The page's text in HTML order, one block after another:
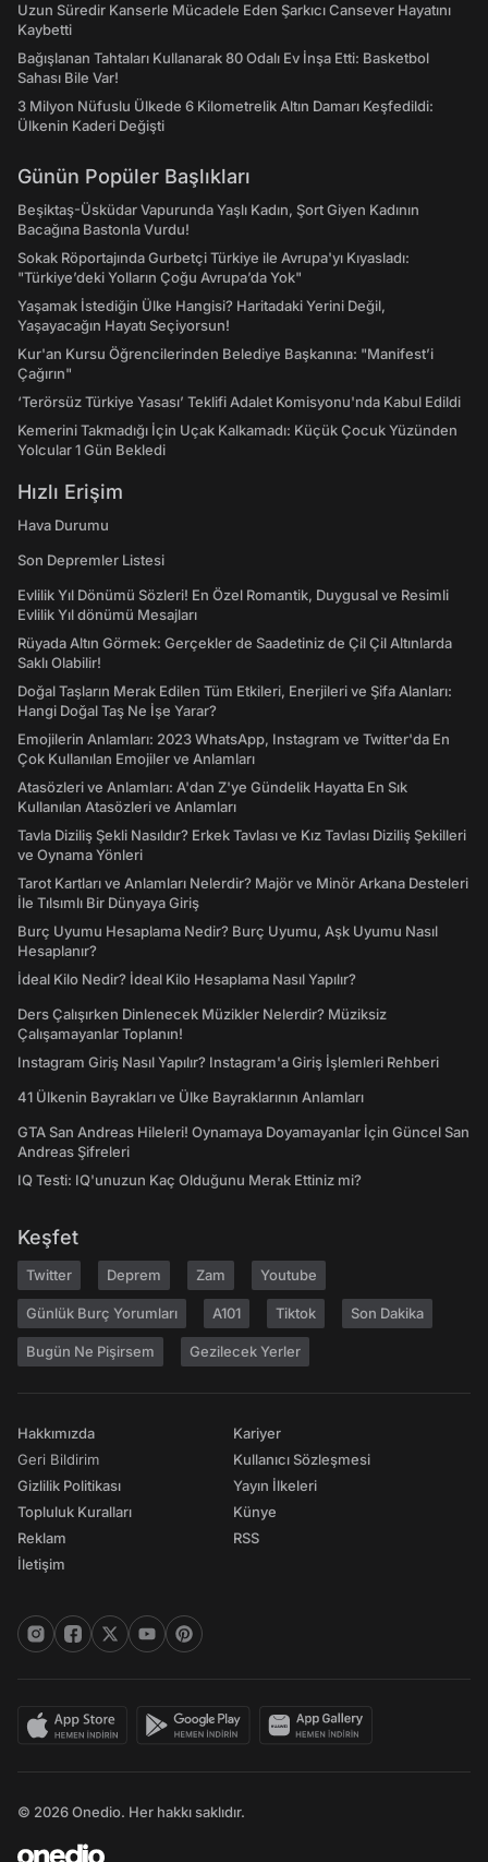
Uzun Süredir Kanserle Mücadele Eden Şarkıcı Cansever Hayatını
Kaybetti
Bağışlanan Tahtaları Kullanarak 80 Odalı Ev İnşa Etti: Basketbol
Sahası Bile Var!
3 Milyon Nüfuslu Ülkede 6 Kilometrelik Altın Damarı Keşfedildi:
Ülkenin Kaderi Değişti
Günün Popüler Başlıkları
Beşiktaş-Üsküdar Vapurunda Yaşlı Kadın, Şort Giyen Kadının
Bacağına Bastonla Vurdu!
Sokak Röportajında Gurbetçi Türkiye ile Avrupa'yı Kıyasladı:
"Türkiye’deki Yolların Çoğu Avrupa’da Yok"
Yaşamak İstediğin Ülke Hangisi? Haritadaki Yerini Değil,
Yaşayacağın Hayatı Seçiyorsun!
Kur'an Kursu Öğrencilerinden Belediye Başkanına: "Manifest’i
Çağırın"
‘Terörsüz Türkiye Yasası’ Teklifi Adalet Komisyonu'nda Kabul Edildi
Kemerini Takmadığı İçin Uçak Kalkamadı: Küçük Çocuk Yüzünden
Yolcular 1 Gün Bekledi
Hızlı Erişim
Hava Durumu
Son Depremler Listesi
Evlilik Yıl Dönümü Sözleri! En Özel Romantik, Duygusal ve Resimli
Evlilik Yıl dönümü Mesajları
Rüyada Altın Görmek: Gerçekler de Saadetiniz de Çil Çil Altınlarda
Saklı Olabilir!
Doğal Taşların Merak Edilen Tüm Etkileri, Enerjileri ve Şifa Alanları:
Hangi Doğal Taş Ne İşe Yarar?
Emojilerin Anlamları: 2023 WhatsApp, Instagram ve Twitter'da En
Çok Kullanılan Emojiler ve Anlamları
Atasözleri ve Anlamları: A'dan Z'ye Gündelik Hayatta En Sık
Kullanılan Atasözleri ve Anlamları
Tavla Diziliş Şekli Nasıldır? Erkek Tavlası ve Kız Tavlası Diziliş Şekilleri
ve Oynama Yönleri
Tarot Kartları ve Anlamları Nelerdir? Majör ve Minör Arkana Desteleri
İle Tılsımlı Bir Dünyaya Giriş
Burç Uyumu Hesaplama Nedir? Burç Uyumu, Aşk Uyumu Nasıl
Hesaplanır?
İdeal Kilo Nedir? İdeal Kilo Hesaplama Nasıl Yapılır?
Ders Çalışırken Dinlenecek Müzikler Nelerdir? Müziksiz
Çalışamayanlar Toplanın!
Instagram Giriş Nasıl Yapılır? Instagram'a Giriş İşlemleri Rehberi
41 Ülkenin Bayrakları ve Ülke Bayraklarının Anlamları
GTA San Andreas Hileleri! Oynamaya Doyamayanlar İçin Güncel San
Andreas Şifreleri
IQ Testi: IQ'unuzun Kaç Olduğunu Merak Ettiniz mi?
Keşfet
Twitter Deprem Zam Youtube
Günlük Burç Yorumları A101 Tiktok Son Dakika
Bugün Ne Pişirsem Gezilecek Yerler
Hakkımızda
Geri Bildirim
Gizlilik Politikası
Topluluk Kuralları
Reklam
İletişim
Kariyer
Kullanıcı Sözleşmesi
Yayın İlkeleri
Künye
RSS
© 2026 Onedio. Her hakkı saklıdır.